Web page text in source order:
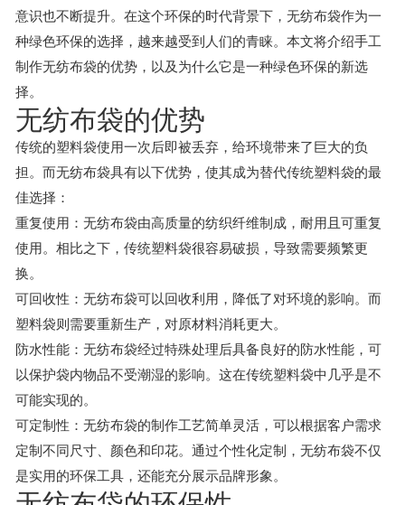
意识也不断提升。在这个环保的时代背景下，无纺布袋作为一
种绿色环保的选择，越来越受到人们的青睐。本文将介绍手工
制作无纺布袋的优势，以及为什么它是一种绿色环保的新选
择。
无纺布袋的优势
传统的塑料袋使用一次后即被丢弃，给环境带来了巨大的负
担。而无纺布袋具有以下优势，使其成为替代传统塑料袋的最
佳选择：
重复使用：无纺布袋由高质量的纺织纤维制成，耐用且可重复
使用。相比之下，传统塑料袋很容易破损，导致需要频繁更
换。
可回收性：无纺布袋可以回收利用，降低了对环境的影响。而
塑料袋则需要重新生产，对原材料消耗更大。
防水性能：无纺布袋经过特殊处理后具备良好的防水性能，可
以保护袋内物品不受潮湿的影响。这在传统塑料袋中几乎是不
可能实现的。
可定制性：无纺布袋的制作工艺简单灵活，可以根据客户需求
定制不同尺寸、颜色和印花。通过个性化定制，无纺布袋不仅
是实用的环保工具，还能充分展示品牌形象。